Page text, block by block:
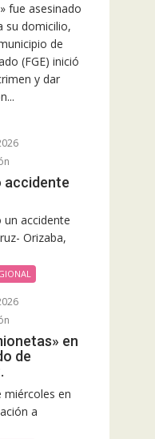
fue asesinado
su domicilio,
de
(FGE) inició
y dar
accidente
accidente
Orizaba,
en
de
miércoles en
a